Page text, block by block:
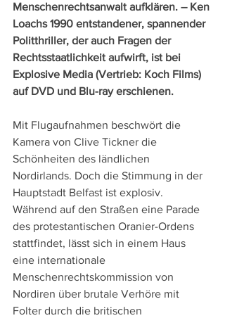
Menschenrechtsanwalt aufklären. – Ken
Loachs 1990 entstandener, spannender
Politthriller, der auch Fragen der
Rechtsstaatlichkeit aufwirft, ist bei
Explosive Media (Vertrieb: Koch Films)
auf DVD und Blu-ray erschienen.
Mit Flugaufnahmen beschwört die
Kamera von Clive Tickner die
Schönheiten des ländlichen
Nordirlands. Doch die Stimmung in der
Hauptstadt Belfast ist explosiv.
Während auf den Straßen eine Parade
des protestantischen Oranier-Ordens
stattfindet, lässt sich in einem Haus
eine internationale
Menschenrechtskommission von
Nordiren über brutale Verhöre mit
Folter durch die britischen